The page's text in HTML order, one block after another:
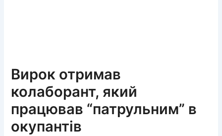
Вирок отримав
колаборант, який
працював “патрульним” в
окупантів